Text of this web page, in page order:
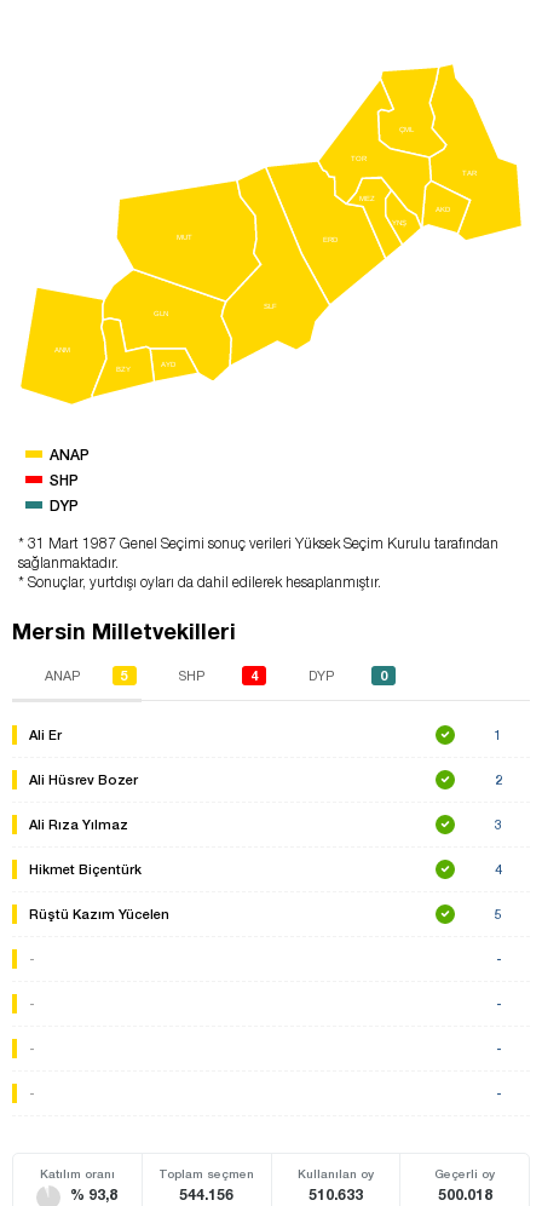
ANM
ERD
GLN
MUT
SLF
TAR
AYD
BZY
ÇML
AKD
MEZ
TOR
YNŞ
ANAP
SHP
DYP
* 31 Mart 1987 Genel Seçimi sonuç verileri Yüksek Seçim Kurulu tarafından
sağlanmaktadır.
* Sonuçlar, yurtdışı oyları da dahil edilerek hesaplanmıştır.
Mersin Milletvekilleri
ANAP 5 SHP 4 DYP 0
Ali Er 1
Ali Hüsrev Bozer 2
Ali Rıza Yılmaz 3
Hikmet Biçentürk 4
Rüştü Kazım Yücelen 5
- -
- -
- -
- -
Katılım oranı
% 93,8
Toplam seçmen
544.156
Kullanılan oy
510.633
Geçerli oy
500.018